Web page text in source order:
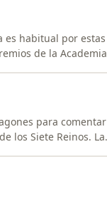
de la Academia
los Siete Reinos. La